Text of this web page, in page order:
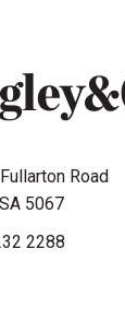
Road
5067
2288